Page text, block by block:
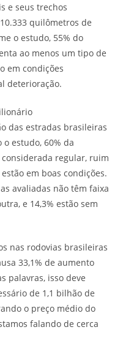
e seus trechos
quilômetros de
o estudo, 55% do
ao menos um tipo de
em condições
deterioração.
das estradas brasileiras
estudo, 60% da
regular, ruim
em boas condições.
avaliadas não têm faixa
e 14,3% estão sem
nas rodovias brasileiras
33,1% de aumento
palavras, isso deve
de 1,1 bilhão de
o preço médio do
falando de cerca